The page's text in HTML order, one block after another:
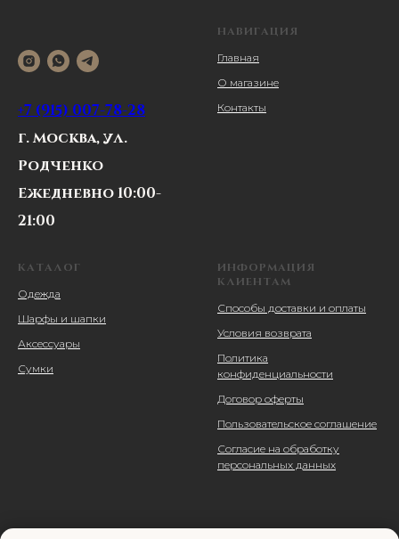
+7 (915) 007-78-28
г. Москва, ул.
Родченко
Ежедневно 10:00-
21:00
НАВИГАЦИЯ
Главная
О магазине
Контакты
КАТАЛОГ
Одежда
Шарфы и шапки
Аксессуары
Сумки
ИНФОРМАЦИЯ
КЛИЕНТАМ
Способы доставки и оплаты
Условия возврата
Политика
конфиденциальности
Договор оферты
Пользовательское соглашение
Согласие на обработку
персональных данных